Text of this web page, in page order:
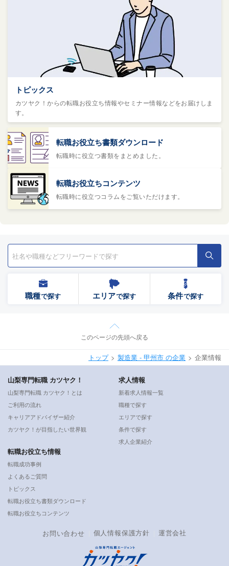
トピックス
カツヤク！からの転職お役立ち情報やセミナー情報などをお届けしま
す。
転職お役立ち書類ダウンロード
転職時に役立つ書類をまとめました。
転職お役立ちコンテンツ
転職時に役立つコラムをご覧いただけます。
職種で探す エリアで探す 条件で探す
このページの先頭へ戻る
トップ 製造業 - 甲州市 の企業 企業情報
山梨専門転職 カツヤク！
山梨専門転職 カツヤク！とは
ご利用の流れ
キャリアアドバイザー紹介
カツヤク！が目指したい世界観
求人情報
新着求人情報一覧
職種で探す
エリアで探す
条件で探す
求人企業紹介
転職お役立ち情報
転職成功事例
よくあるご質問
トピックス
転職お役立ち書類ダウンロード
転職お役立ちコンテンツ
お問い合わせ 個人情報保護方針 運営会社